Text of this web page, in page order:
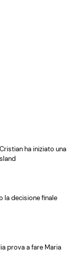
ha iniziato una
la decisione finale
prova a fare Maria